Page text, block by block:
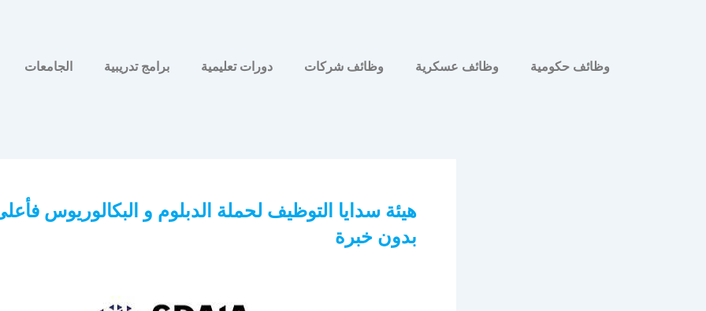
وظائف حكومية وظائف عسكرية وظائف شركات دورات تعليمية برامج تدريبية الجامعات
هيئة سدايا التوظيف لحملة الدبلوم و البكالوريوس
بدون خبرة